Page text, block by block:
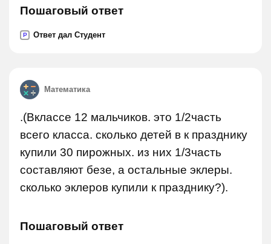
Пошаговый ответ
P Ответ дал Студент
Математика
.(Вклассе 12 мальчиков. это 1/2часть
всего класса. сколько детей в к празднику
купили 30 пирожных. из них 1/3часть
составляют безе, а остальные эклеры.
сколько эклеров купили к празднику?).
Пошаговый ответ